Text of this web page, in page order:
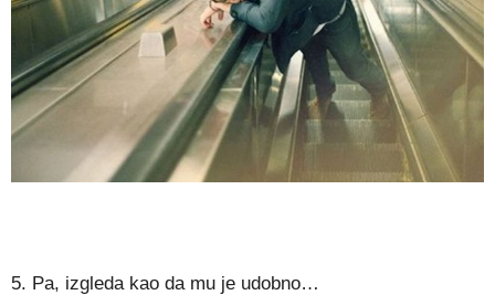
5. Pa, izgleda kao da mu je udobno…